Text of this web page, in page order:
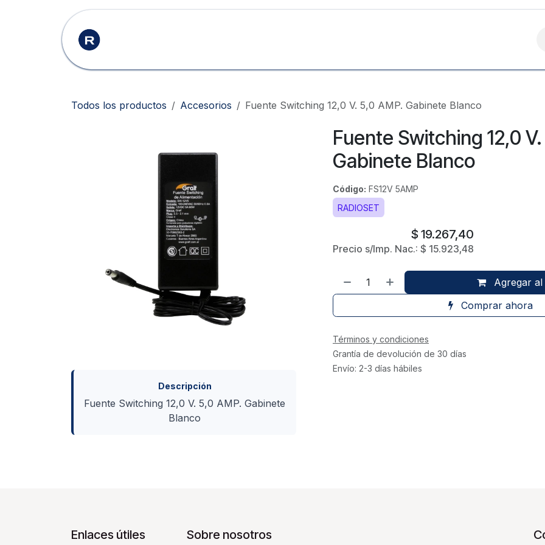
Todos los productos Accesorios Fuente Switching 12,0 V. 5,0 AMP. Gabinete Blanco
Descripción
Fuente Switching 12,0 V. 5,0 AMP. Gabinete
Blanco
Fuente Switching 12,0
Gabinete Blanco
Código: FS12V 5AMP
RADIOSET
$ 19.267,40
Precio s/Imp. Nac.: $ 15.923,48
Agregar
Comprar ahora
Términos y condiciones
Grantía de devolución de 30 días
Envío: 2-3 días hábiles
Enlaces útiles Sobre nosotros